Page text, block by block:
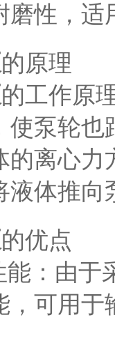
磨性，
的原理
的工作原
使泵轮
的离心
液体推
的优点
：由于
，可用